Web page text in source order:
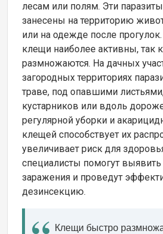
лесам или полям. Эти
занесены на территорию
или на одежде после
клещи наиболее активны, так
размножаются. На дачных
загородных территориях
траве, под опавшими
кустарников или вдоль
регулярной уборки и
клещей способствует их
увеличивает риск для
специалисты помогут выявить
заражения и проведут
дезинсекцию.
Клещи быстро